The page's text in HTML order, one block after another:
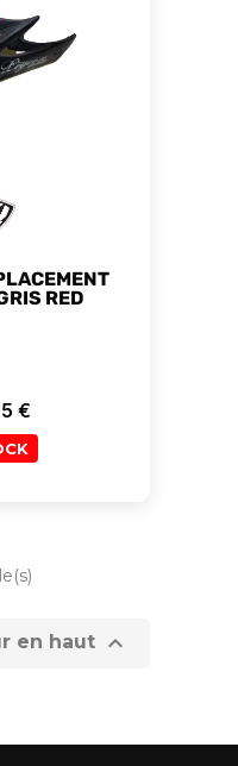
RED
de base
€
en haut 